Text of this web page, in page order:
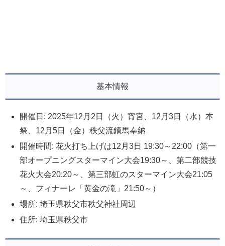
基本情報
開催日: 2025年12月2日（火）宵宮、12月3日（水）本
祭、12月5日（金）秩父流鏑馬奉納
開催時間: 花火打ち上げは12月3日 19:30～22:00（第一
部オープニングスターマイン大会19:30～、第二部競技
花火大会20:20～、第三部虹のスターマイン大会21:05
～、フィナーレ「黄金の滝」21:50～）
場所: 埼玉県秩父市秩父神社周辺
住所: 埼玉県秩父市